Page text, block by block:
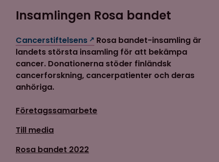
Insamlingen Rosa bandet
Cancerstiftelsens
Rosa bandet-insamling är
landets största insamling för att bekämpa
cancer. Donationerna stöder finländsk
cancerforskning, cancerpatienter och deras
anhöriga.
Företagssamarbete
Till media
Rosa bandet 2022